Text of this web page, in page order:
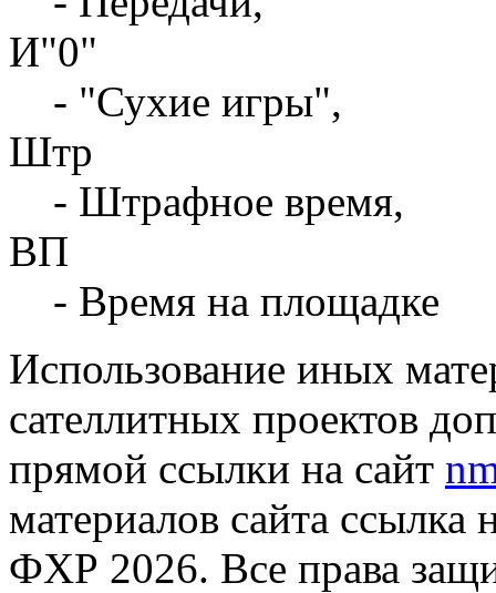
И"0"
- "Сухие игры",
Штр
- Штрафное время,
ВП
- Время на площадке
Использование иных
сателлитных проектов
прямой ссылки на сайт
материалов сайта ссылка
ФХР 2026. Все права